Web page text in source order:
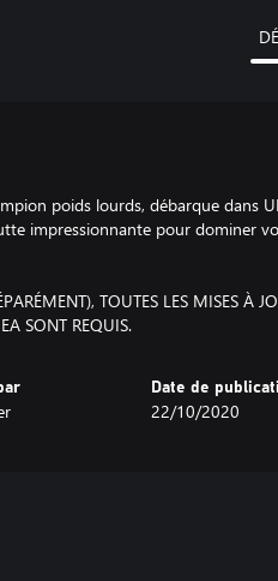
poids lourds, débarque dans
impressionnante pour dominer
TOUTES LES MISES À
SONT REQUIS.
Date de
22/10/2020